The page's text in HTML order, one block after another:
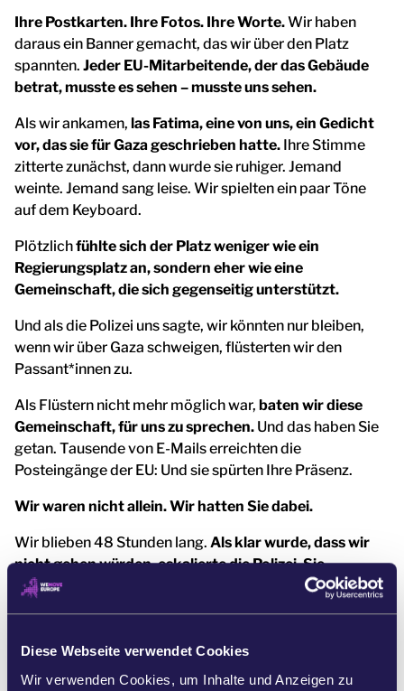
Diese Webseite verwendet Cookies
Wir verwenden Cookies, um Inhalte und Anzeigen zu
Ihre Postkarten. Ihre Fotos. Ihre Worte.Wir haben
daraus ein Banner gemacht, das wir über den Platz
spannten. Jeder EU-Mitarbeitende, der das Gebäude
betrat, musste es sehen – musste uns sehen.
Als wir ankamen, las Fatima, eine von uns, ein Gedicht
vor, das sie für Gaza geschrieben hatte. Ihre Stimme
zitterte zunächst, dann wurde sie ruhiger. Jemand
weinte. Jemand sang leise. Wir spielten ein paar Töne
auf dem Keyboard.
Plötzlichfühlte sich der Platz weniger wie ein
Regierungsplatz an, sondern eher wie eine
Gemeinschaft, die sich gegenseitig unterstützt.
Und als die Polizei uns sagte, wir könnten nur bleiben,
wenn wir über Gaza schweigen, flüsterten wir den
Passant*innen zu.
Als Flüstern nicht mehr möglich war, baten wir diese
Gemeinschaft, für uns zu sprechen. Und das haben Sie
getan. Tausende von E-Mails erreichten die
Posteingänge der EU: Und sie spürten Ihre Präsenz.
Wir waren nicht allein. Wir hatten Sie dabei.
Wir blieben 48 Stunden lang. Als klar wurde, dass wir
nicht gehen würden, eskalierte die Polizei. Sie
umzingelte uns – und verhaftete Menschen.Dennoch
Nein,
die EU hat ihr Handelsabkommen mit Israel noch
mehr Regierungen ändern ihre Haltung. [5]